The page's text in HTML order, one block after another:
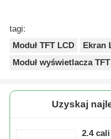
tagi:
Moduł TFT LCD
Ekran
Moduł wyświetlacza TFT
Uzyskaj
2.4